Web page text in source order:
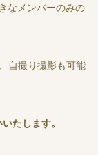
なメンバーのみの
自撮り撮影も可能
たします。